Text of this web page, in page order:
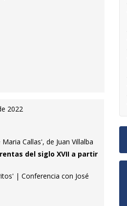
2022
Callas', de Juan Villalba
del siglo XVII a partir
| Conferencia con José